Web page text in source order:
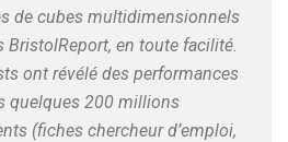
de cubes multidimensionnels
BristolReport, en toute facilité.
ont révélé des performances
quelques 200 millions
(fiches chercheur d’emploi,